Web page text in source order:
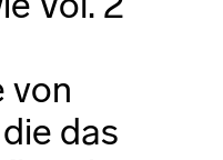
von
das